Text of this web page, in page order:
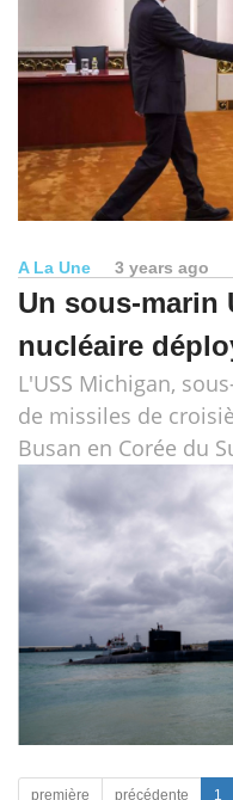
A La Une 3 years ago
Un sous-marin
nucléaire
L'USS Michigan,
de missiles de
Busan en Corée du
première précédente 1